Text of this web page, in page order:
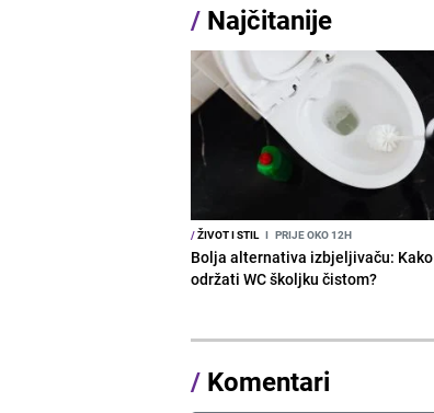
/ Najčitanije
/ŽIVOT I STIL I PRIJE OKO 12H
Bolja alternativa izbjeljivaču: Kako
održati WC školjku čistom?
/ Komentari